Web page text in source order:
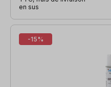
en sus
-15%